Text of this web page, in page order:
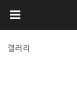
갤러리